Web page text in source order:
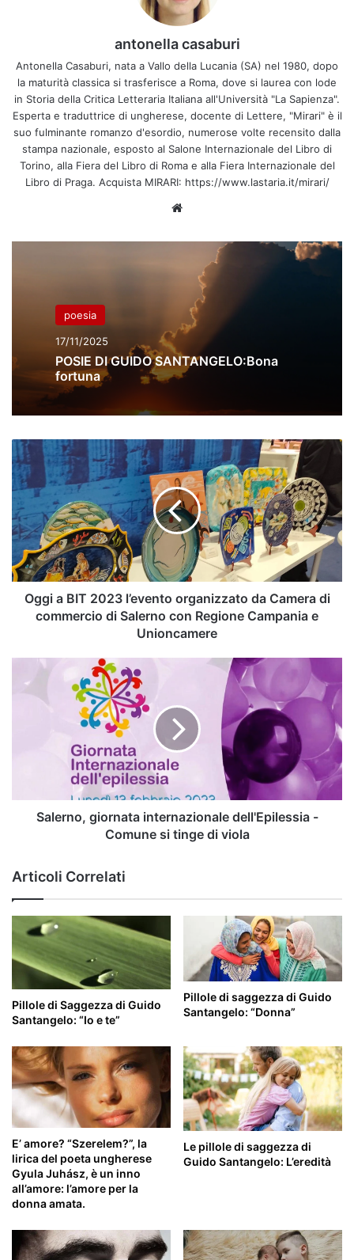
antonella casaburi
Antonella Casaburi, nata a Vallo della Lucania (SA) nel 1980, dopo
la maturità classica si trasferisce a Roma, dove si laurea con lode
in Storia della Critica Letteraria Italiana all'Università "La Sapienza".
Esperta e traduttrice di ungherese, docente di Lettere, "Mirari" è il
suo fulminante romanzo d'esordio, numerose volte recensito dalla
stampa nazionale, esposto al Salone Internazionale del Libro di
Torino, alla Fiera del Libro di Roma e alla Fiera Internazionale del
Libro di Praga. Acquista MIRARI: https://www.lastaria.it/mirari/
poesia
17/11/2025
POSIE DI GUIDO SANTANGELO:Bona
fortuna
Oggi
a
BIT
2023
l’evento
organizzato
da
Camera
di
commercio
Regione
Campania
Oggi a BIT 2023 l’evento organizzato da Camera di
commercio di Salerno con Regione Campania e
Unioncamere
Salerno,
giornata
internazionale
di
Salerno, giornata internazionale dell'Epilessia -
Comune si tinge di viola
Articoli Correlati
Pillole di Saggezza di Guido
Santangelo: “Io e te”
Pillole di saggezza di Guido
Santangelo: “Donna”
E’ amore? “Szerelem?”, la
lirica del poeta ungherese
Gyula Juhász, è un inno
all’amore: l’amore per la
donna amata.
Le pillole di saggezza di
Guido Santangelo: L’eredità